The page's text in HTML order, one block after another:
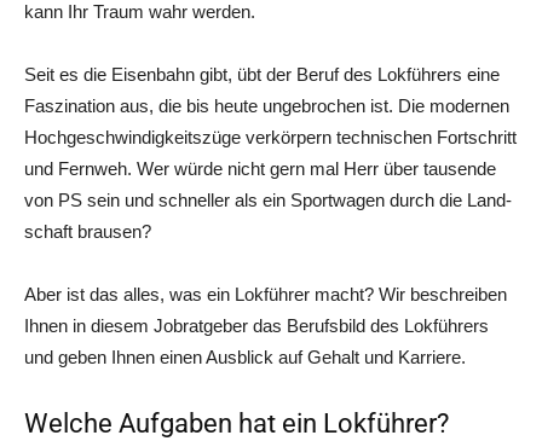
kann Ihr Traum wahr werden.
Seit es die Eisen­bahn gibt, übt der Beruf des Lok­füh­rers eine
Fas­zi­na­ti­on aus, die bis heu­te unge­bro­chen ist. Die moder­nen
Hoch­ge­schwin­dig­keits­zü­ge ver­kör­pern tech­ni­schen Fort­schritt
und Fern­weh. Wer wür­de nicht gern mal Herr über tau­sen­de
von PS sein und schnel­ler als ein Sport­wa­gen durch die Land­
schaft brausen?
Aber ist das alles, was ein Lok­füh­rer macht? Wir beschrei­ben
Ihnen in die­sem Job­rat­ge­ber das Berufs­bild des Lok­füh­rers
und geben Ihnen einen Aus­blick auf Gehalt und Karriere.
Welche Aufgaben hat ein Lokführer?